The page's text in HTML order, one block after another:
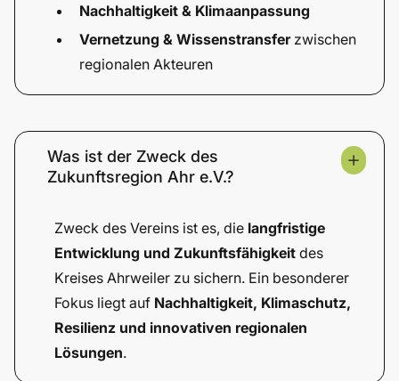
Nachhaltigkeit & Klimaanpassung
Vernetzung & Wissenstransferzwischen
regionalen Akteuren
Was ist der Zweck des
Zukunftsregion Ahr e.V.?
Zweck des Vereins ist es, die langfristige
Entwicklung und Zukunftsfähigkeit des
Kreises Ahrweiler zu sichern. Ein besonderer
Fokus liegt auf Nachhaltigkeit, Klimaschutz,
Resilienz und innovativen regionalen
Lösungen.